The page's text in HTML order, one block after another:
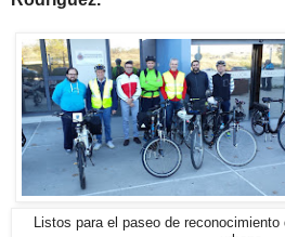
Listos para el paseo de